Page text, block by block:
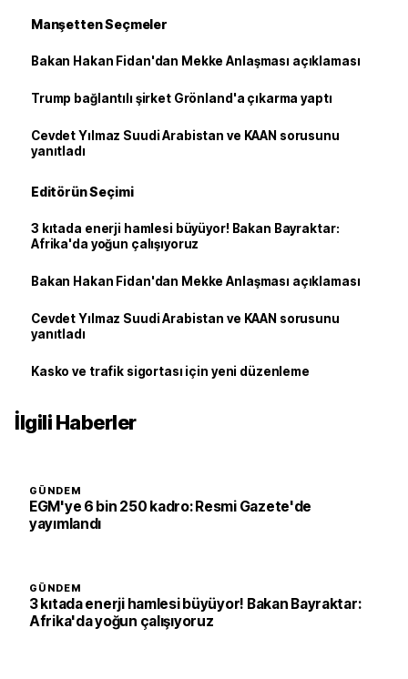
Manşetten Seçmeler
Bakan Hakan Fidan'dan Mekke Anlaşması açıklaması
Trump bağlantılı şirket Grönland'a çıkarma yaptı
Cevdet Yılmaz Suudi Arabistan ve KAAN sorusunu
yanıtladı
Editörün Seçimi
3 kıtada enerji hamlesi büyüyor! Bakan Bayraktar:
Afrika'da yoğun çalışıyoruz
Bakan Hakan Fidan'dan Mekke Anlaşması açıklaması
Cevdet Yılmaz Suudi Arabistan ve KAAN sorusunu
yanıtladı
Kasko ve trafik sigortası için yeni düzenleme
İlgili Haberler
GÜNDEM
EGM'ye 6 bin 250 kadro: Resmi Gazete'de
yayımlandı
GÜNDEM
3 kıtada enerji hamlesi büyüyor! Bakan Bayraktar:
Afrika'da yoğun çalışıyoruz